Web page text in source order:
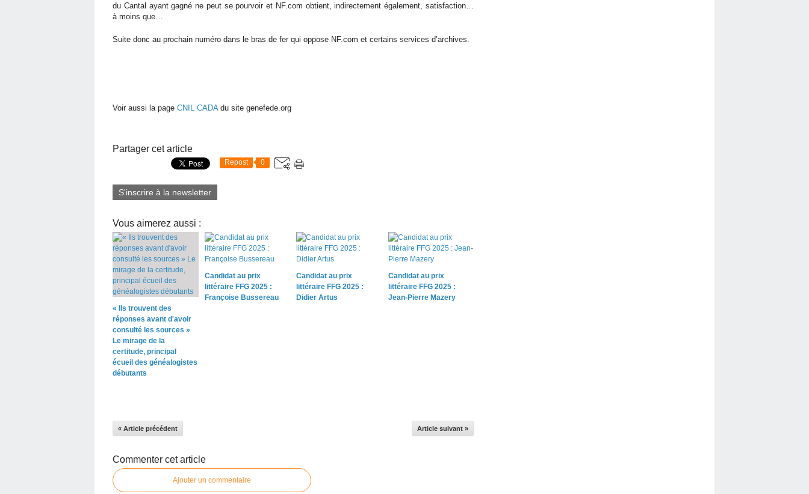
du Cantal ayant gagné ne peut se pourvoir et NF.com obtient, indirectement également, satisfaction…
à moins que…
Suite donc au prochain numéro dans le bras de fer qui oppose NF.com et certains services d’archives.
Voir aussi la page CNIL CADA du site genefede.org
Partager cet article
Repost 0
S'inscrire à la newsletter
Vous aimerez aussi :
« Ils trouvent des
réponses avant d'avoir
consulté les sources »
Le mirage de la
certitude, principal
écueil des généalogistes
débutants
Candidat au prix
littéraire FFG 2025 :
Françoise Bussereau
Candidat au prix
littéraire FFG 2025 :
Didier Artus
Candidat au prix
littéraire FFG 2025 :
Jean-Pierre Mazery
« Article précédent Article suivant »
Commenter cet article
Ajouter un commentaire